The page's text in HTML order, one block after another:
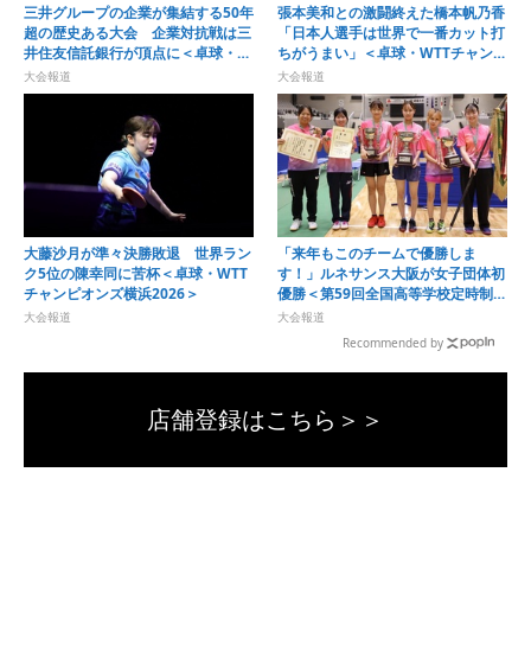
三井グループの企業が集結する50年
超の歴史ある大会 企業対抗戦は三
井住友信託銀行が頂点に＜卓球・オ
ール三井2026＞
大会報道
張本美和との激闘終えた橋本帆乃香
「日本人選手は世界で一番カット打
ちがうまい」＜卓球・WTTチャンピ
オンズ横浜2026＞
大会報道
大藤沙月が準々決勝敗退 世界ラン
ク5位の陳幸同に苦杯＜卓球・WTT
チャンピオンズ横浜2026＞
大会報道
「来年もこのチームで優勝しま
す！」ルネサンス大阪が女子団体初
優勝＜第59回全国高等学校定時制通
信制卓球大会＞
大会報道
Recommended by
店舗登録はこちら＞＞